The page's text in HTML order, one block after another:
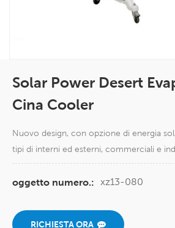
Solar Power Desert
Cina Cooler
Nuovo design, con opzione di energia
tipi di interni ed esterni, commerciali e
oggetto numero.: xz13-080
RICHIESTA ORA